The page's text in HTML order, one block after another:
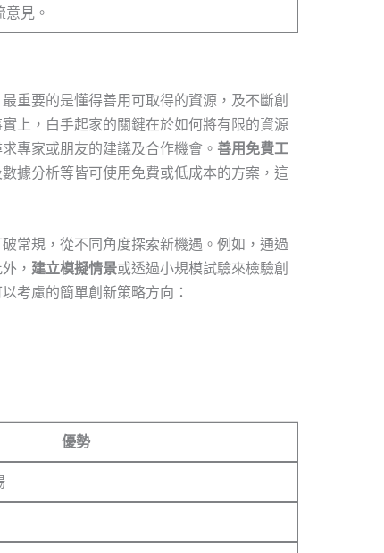
見。
重要的是懂得善用可取得的資源，及不斷創
上，白手起家的關鍵在於如何將有限的資源
專家或朋友的建議及合作機會。 善用免費工
據分析等皆可使用免費或低成本的方案，這
常規，從不同角度探索新機遇。例如，通過
， 建立模擬情景或透過小規模試驗來檢驗創
考慮的簡單創新策略方向：
優勢